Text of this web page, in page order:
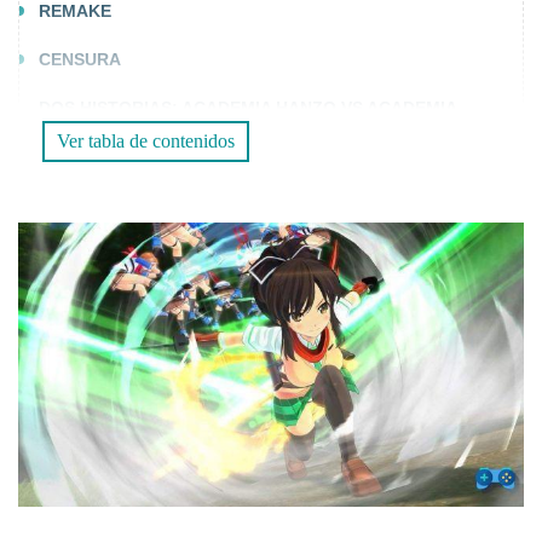
REMAKE
CENSURA
HEBIJO
NINJA ROOM, UNA FRAMBUESA A LA CENSURA
SECTOR ARTÍSTICO
Ver tabla de contenidos